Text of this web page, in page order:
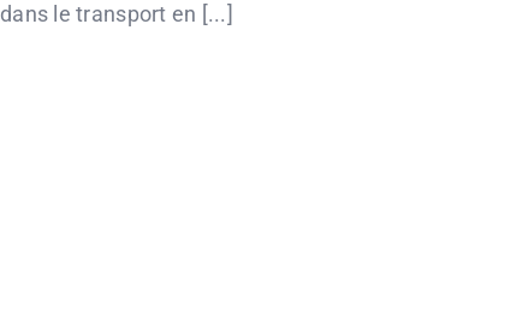
dans le transport en [...]